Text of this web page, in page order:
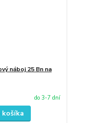
náboj 25 Bn na
do 3-7 dní